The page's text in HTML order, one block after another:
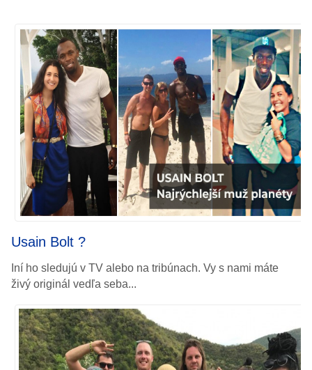
Usain Bolt ?
Iní ho sledujú v TV alebo na tribúnach.Vy s nami máte
živý originál vedľa seba...